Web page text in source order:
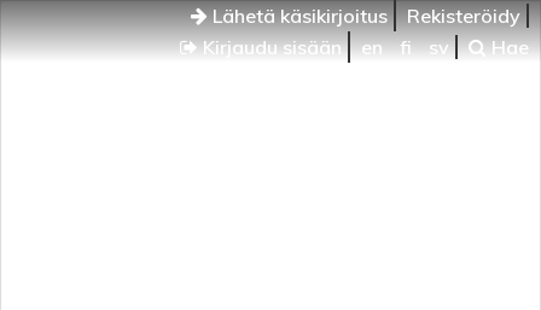
Lähetä käsikirjoitus
Rekisteröidy
Kirjaudu sisään
en fi sv Hae